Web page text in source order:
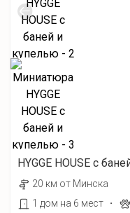
HYGGE HOUSE с
20 км от Минска
1 дом на 6 мест
·